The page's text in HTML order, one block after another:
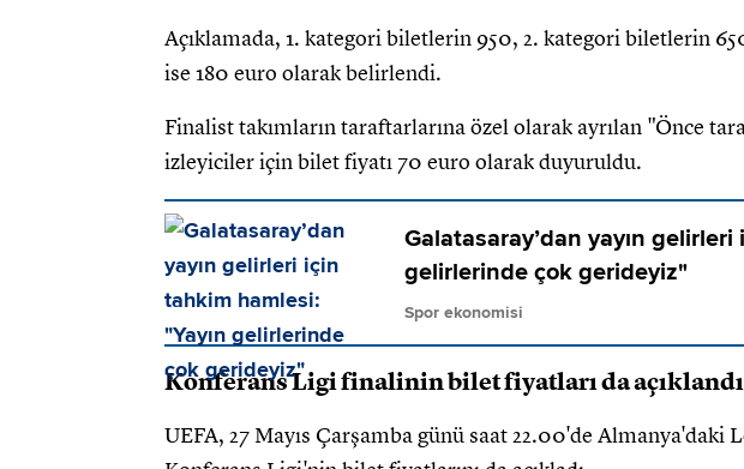
Açıklamada, 1. kategori biletlerin 950, 2. kategori biletlerin
ise 180 euro olarak belirlendi.
Finalist takımların taraftarlarına özel olarak ayrılan "Önce
izleyiciler için bilet fiyatı 70 euro olarak duyuruldu.
Galatasaray’dan yayın
gelirlerinde çok gerideyiz"
Spor ekonomisi
Konferans Ligi finalinin bilet fiyatları da açıklandı
UEFA, 27 Mayıs Çarşamba günü saat 22.00'de Almanya'daki